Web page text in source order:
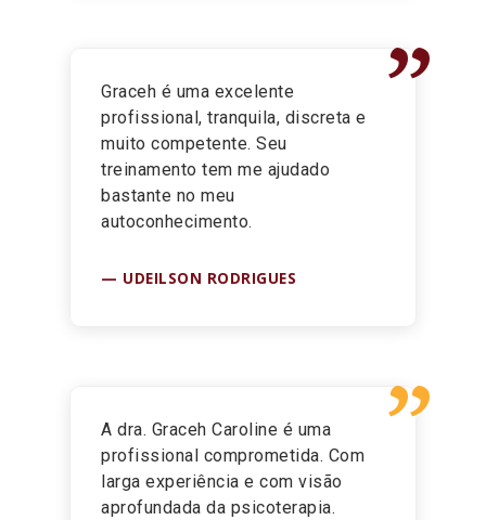
”
Graceh é uma excelente
profissional, tranquila, discreta e
muito competente. Seu
treinamento tem me ajudado
bastante no meu
autoconhecimento.
UDEILSON RODRIGUES
”
A dra. Graceh Caroline é uma
profissional comprometida. Com
larga experiência e com visão
aprofundada da psicoterapia.